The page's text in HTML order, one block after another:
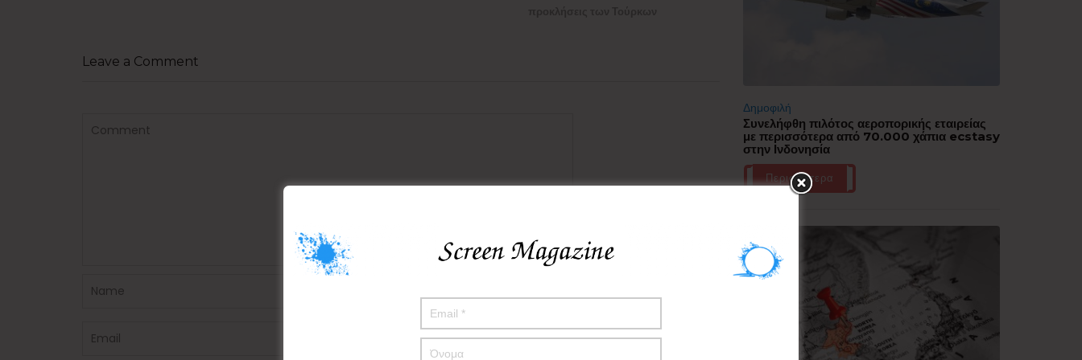
Leave a Comment
Δημοφιλή
Συνελήφθη πιλότος αεροπορικής εταιρείας
με περισσότερα από 70.000 χάπια ecstasy
στην Ινδονησία
Περισσότερα